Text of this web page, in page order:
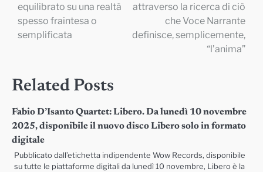
equilibrato su una realtà
spesso fraintesa o
semplificata
attraverso la ricerca di ciò
che Voce Narrante
definisce, semplicemente,
“l’anima”
Related Posts
Fabio D’Isanto Quartet: Libero. Da lunedì 10 novembre
2025, disponibile il nuovo disco Libero solo in formato
digitale
Pubblicato dall’etichetta indipendente Wow Records, disponibile
su tutte le piattaforme digitali da lunedì 10 novembre, Libero è la